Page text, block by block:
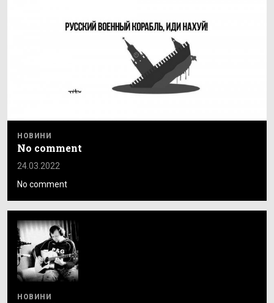
НОВИНИ
No comment
24.03.2022
No comment
НОВИНИ